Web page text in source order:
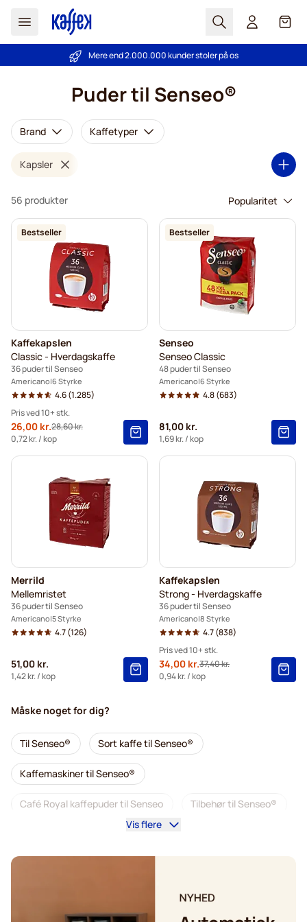
Søg Cart
Prisgaranti- Altid fair priser!
Mere end 2.000.000 kunder stoler på os
Puder til Senseo®
Brand Kaffetyper
Kapsler
56 produkter
Bestseller
Kaffekapslen
Classic - Hverdagskaffe
36 puder til Senseo
Americano 6 Styrke
4.6(1.285)
Pris ved 10+ stk.
Tilbudspris
26,00 kr.Normalpris
28,60 kr.
0,72 kr./ kop
1 =28,60 kr.
5+ =27,30 kr.
10+ =26,00 kr.
Bestseller
Senseo
Senseo Classic
48 puder til Senseo
Americano 6 Styrke
4.8(683)
81,00 kr.
1,69 kr./ kop
Merrild
Mellemristet
36 puder til Senseo
Americano 5 Styrke
4.7(126)
51,00 kr.
1,42 kr./ kop
Kaffekapslen
Strong - Hverdagskaffe
36 puder til Senseo
Americano 8 Styrke
4.7(838)
Pris ved 10+ stk.
Tilbudspris
34,00 kr.Normalpris
37,40 kr.
0,94 kr./ kop
10+ =34,00 kr.
Måske noget for dig?
Til Senseo® Sort kaffe til Senseo®
Kaffemaskiner til Senseo®
Café Royal kaffepuder til Senseo Tilbehør til Senseo®
Vis flere